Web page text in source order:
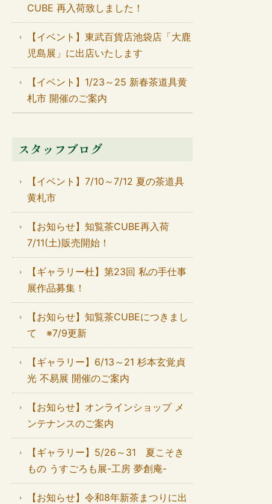
CUBE 再入荷致しました！
【イベント】東武百貨店池袋店「大鹿
児島展」に出店いたします
【イベント】1/23～25 新春茶道具黄
札市 開催のご案内
スタッフブログ
【イベント】7/10～7/12 夏の茶道具
黄札市
【お知らせ】知覧茶CUBE再入荷
7/11(土)販売開始！
【ギャラリー杜】第23回 私の手仕事
展作品募集！
【お知らせ】知覧茶CUBEにつきまし
て ※7/9更新
【ギャラリー】6/13～21 杉本玄覚貞
光 不易展 開催のご案内
【お知らせ】オンラインショップ メ
ンテナンスのご案内
【ギャラリー】5/26～31 夏こそき
もの うすごろも展-工房 夢創庵-
【お知らせ】令和8年新茶まつりに出